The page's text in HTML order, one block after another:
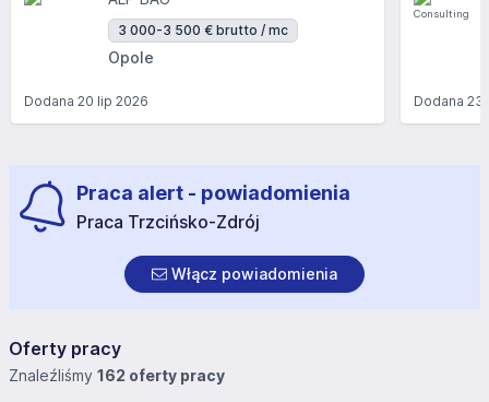
3 000-3 500 € brutto / mc
Opole
Dodana 20 lip 2026 Dodana23
Praca alert - powiadomienia
Praca Trzcińsko-Zdrój
Włącz powiadomienia
Oferty pracy
Znaleźliśmy 162 oferty pracy